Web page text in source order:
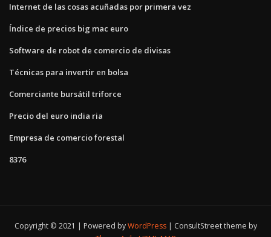
Internet de las cosas acuñadas por primera vez
Índice de precios big mac euro
Software de robot de comercio de divisas
Técnicas para invertir en bolsa
Comerciante bursátil triforce
Precio del euro india ria
Empresa de comercio forestal
8376
Copyright © 2021 | Powered byWordPress
ConsultStreet theme by